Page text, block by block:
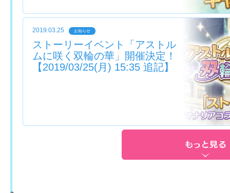
2019.03.25 お知らせ
ストーリーイベント「アストル
ムに咲く双輪の華」開催決定！
【2019/03/25(月) 15:35 追記】